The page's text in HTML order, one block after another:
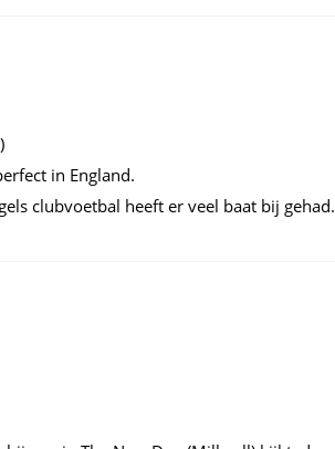
in England.
clubvoetbal heeft er veel baat bij gehad.